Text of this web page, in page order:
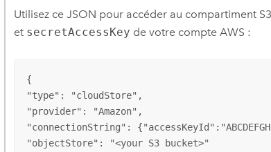
Utilisez ce JSON pour accéder au compartiment S3
et secretAccessKey de votre compteAWS :
{
"type": "cloudStore",
"provider": "Amazon",
"connectionString":
"objectStore": "<your S3 bucket>"